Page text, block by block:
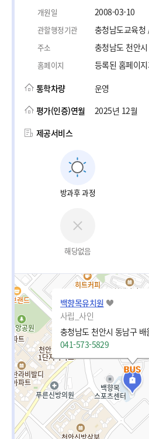
개원일 2008-03-10
관할행정기관 충청남도교육청
주소 충청남도 천안
홈페이지
등록된 홈페이
통학차량
운영
평가(인증)연월
2025년 12월
제공서비스
방과후 과정
해당없음
백향목유치원
사립_사인
충청남도 천안시 동남구
041-573-5829